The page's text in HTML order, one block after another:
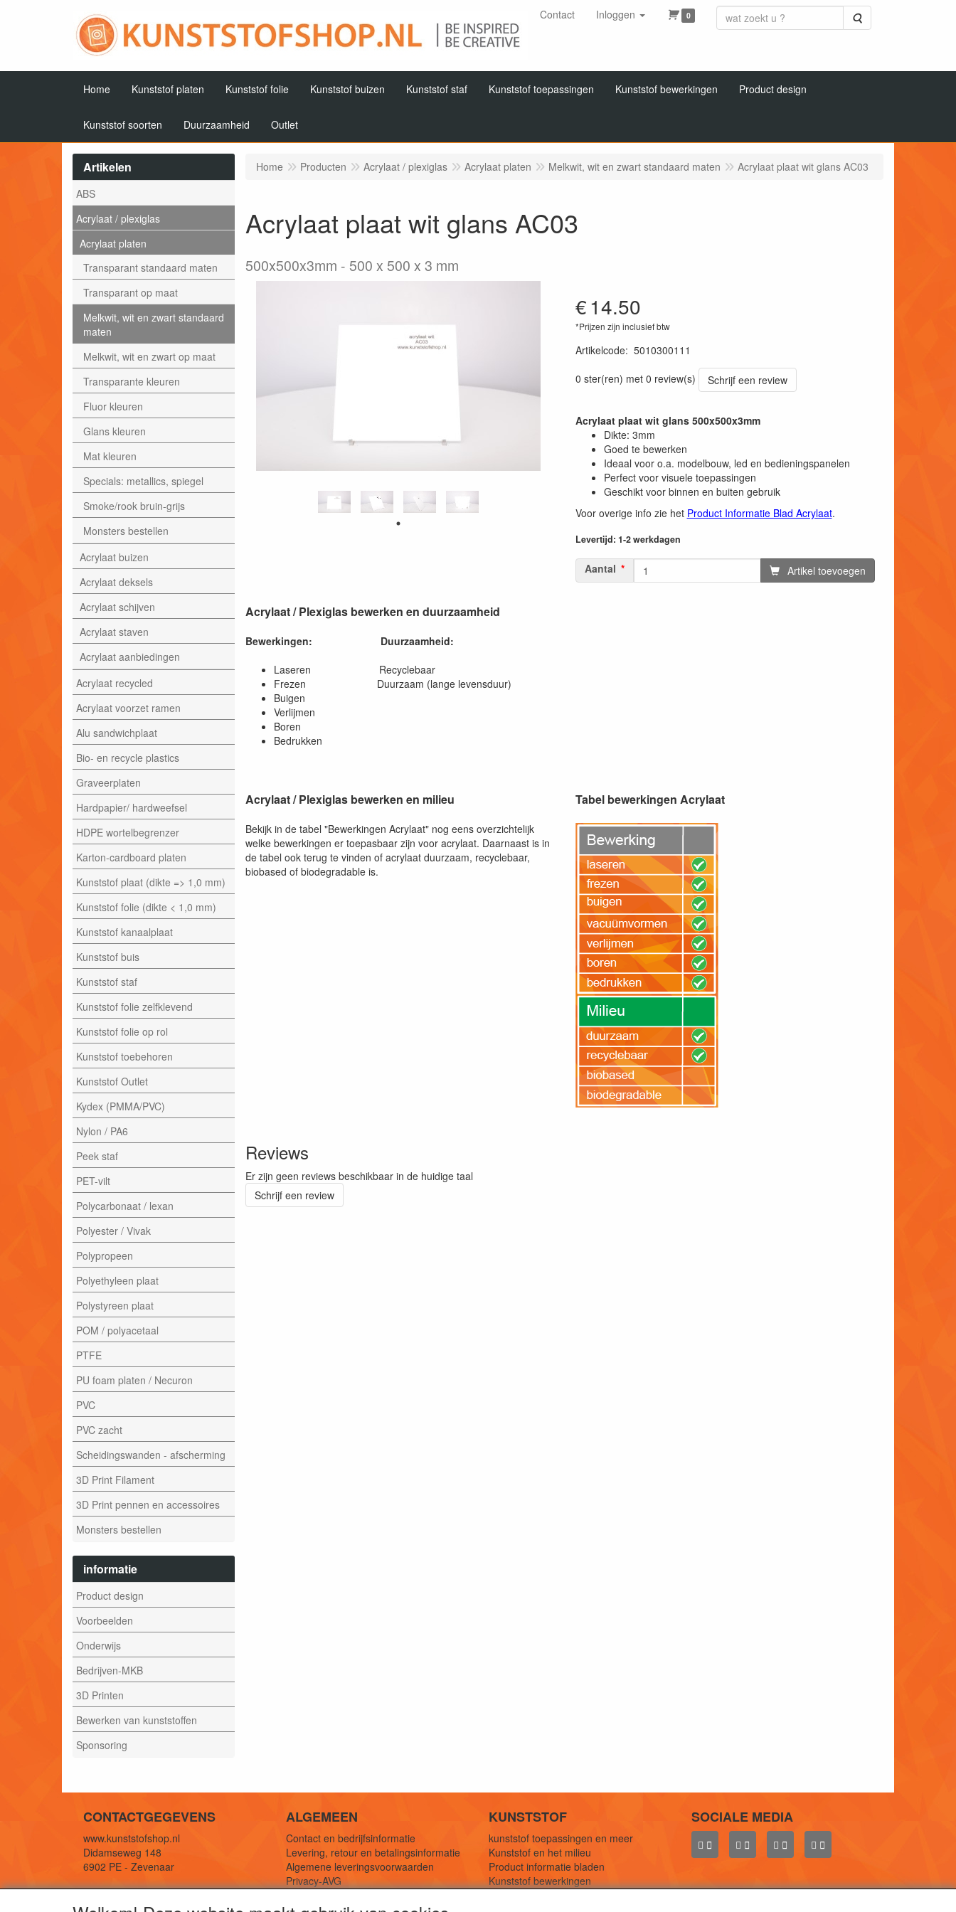
Contact Inloggen 0 Zoeken
Home Kunststof platen Kunststof folie Kunststof buizen Kunststof staf Kunststof toepassingen Kunststof bewerkingen Product design
Kunststof soorten Duurzaamheid Outlet
Artikelen
ABS
Acrylaat / plexiglas
Acrylaat platen
Transparant standaard maten
Transparant op maat
Melkwit, wit en zwart standaard
maten
Melkwit, wit en zwart op maat
Transparante kleuren
Fluor kleuren
Glans kleuren
Mat kleuren
Specials: metallics, spiegel
Smoke/rook bruin-grijs
Monsters bestellen
Acrylaat buizen
Acrylaat deksels
Acrylaat schijven
Acrylaat staven
Acrylaat aanbiedingen
Acrylaat recycled
Acrylaat voorzet ramen
Alu sandwichplaat
Bio- en recycle plastics
Graveerplaten
Hardpapier/ hardweefsel
HDPE wortelbegrenzer
Karton-cardboard platen
Kunststof plaat (dikte => 1,0 mm)
Kunststof folie (dikte < 1,0 mm)
Kunststof kanaalplaat
Kunststof buis
Kunststof staf
Kunststof folie zelfklevend
Kunststof folie op rol
Kunststof toebehoren
Kunststof Outlet
Kydex (PMMA/PVC)
Nylon / PA6
Peek staf
PET-vilt
Polycarbonaat / lexan
Polyester / Vivak
Polypropeen
Polyethyleen plaat
Polystyreen plaat
POM / polyacetaal
PTFE
PU foam platen / Necuron
PVC
PVC zacht
Scheidingswanden - afscherming
3D Print Filament
3D Print pennen en accessoires
Monsters bestellen
informatie
Product design
Voorbeelden
Onderwijs
Bedrijven-MKB
3D Printen
Bewerken van kunststoffen
Sponsoring
Home Producten Acrylaat / plexiglas Acrylaat platen Melkwit, wit en zwart standaard maten Acrylaat plaat wit glans AC03
Acrylaat plaat wit glans AC03
500x500x3mm 500 x 500 x 3 mm
€14.50
*Prijzen zijn inclusief btw
Artikelcode: 5010300111
0 ster(ren) met 0 review(s)
Schrijf een review
Acrylaat plaat wit glans 500x500x3mm
Dikte: 3mm
Goed te bewerken
Ideaal voor o.a. modelbouw, led en bedieningspanelen
Perfect voor visuele toepassingen
Geschikt voor binnen en buiten gebruik
Voor overige info zie het Product Informatie Blad Acrylaat.
Levertijd: 1-2 werkdagen
Aantal Artikel toevoegen
Acrylaat / Plexiglas bewerken en duurzaamheid
Bewerkingen:
Duurzaamheid:
Laseren Recyclebaar
Frezen Duurzaam (lange levensduur)
Buigen
Verlijmen
Boren
Bedrukken
Acrylaat / Plexiglas bewerken en milieu
Bekijk in de tabel "Bewerkingen Acrylaat" nog eens overzichtelijk
welke bewerkingen er toepasbaar zijn voor acrylaat. Daarnaast is in
de tabel ook terug te vinden of acrylaat duurzaam, recyclebaar,
biobased of biodegradable is.
Tabel bewerkingen Acrylaat
Reviews
Er zijn geen reviews beschikbaar in de huidige taal
Schrijf een review
CONTACTGEGEVENS
www.kunststofshop.nl
Didamseweg 148
6902 PE - Zevenaar
Telefoon: +31 (0) 316 241 994
ALGEMEEN
Contact en bedrijfsinformatie
Levering, retour en betalingsinformatie
Algemene leveringsvoorwaarden
Privacy-AVG
KUNSTSTOF
kunststof toepassingen en meer
Kunststof en het milieu
Product informatie bladen
Kunststof bewerkingen
SOCIALE MEDIA